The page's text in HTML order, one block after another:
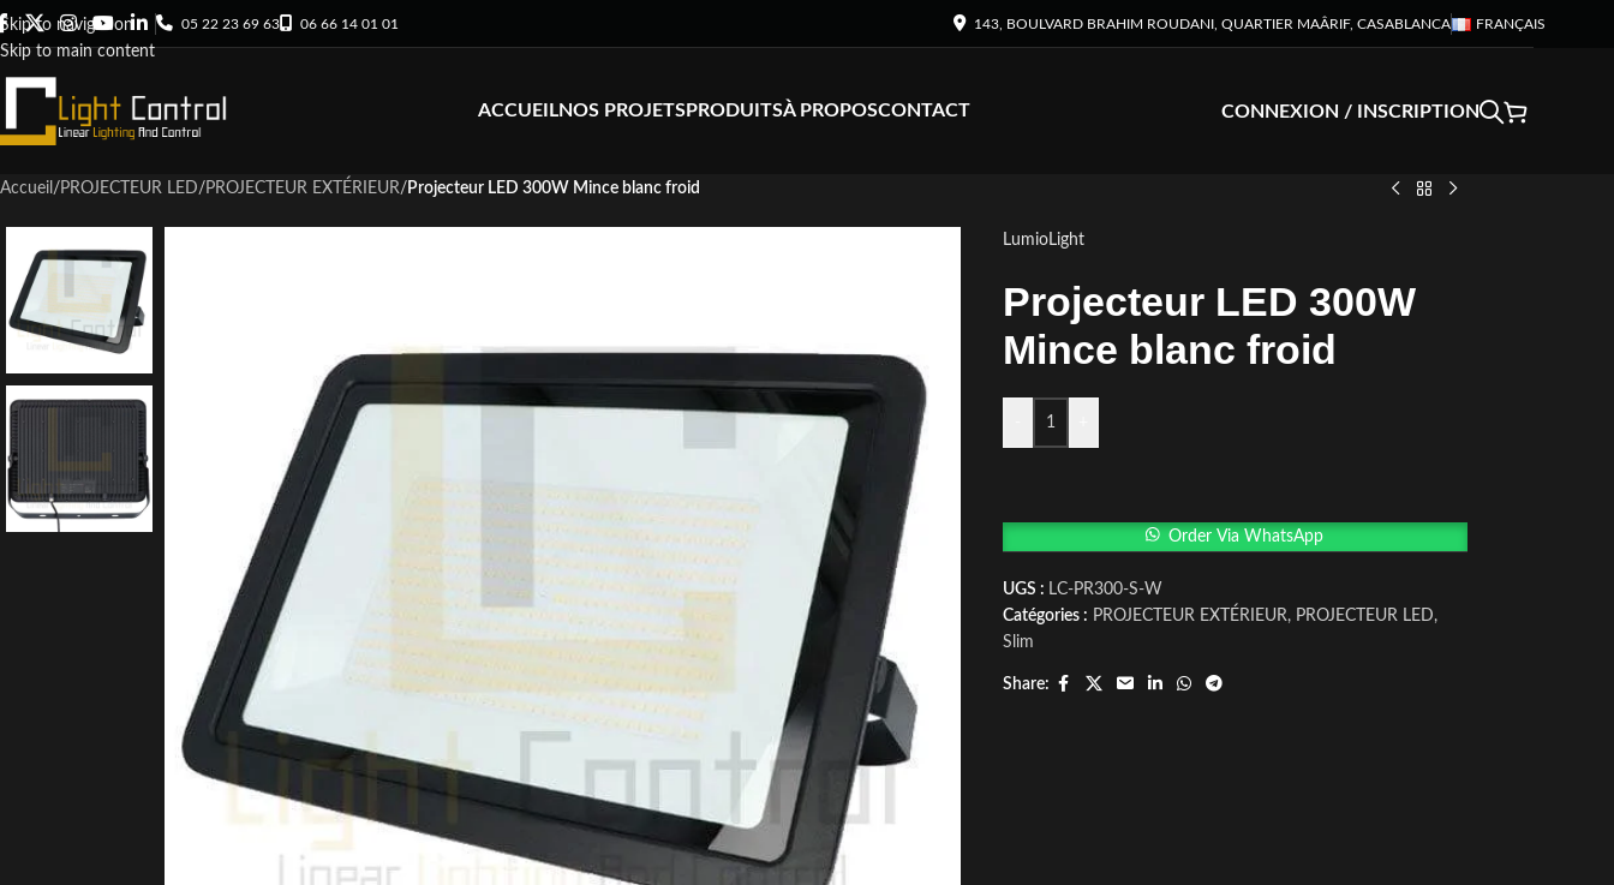
Skip to navigation
Skip to main content
05 22 23 69 63 06 66 14 01 01 143, BOULVARD BRAHIM ROUDANI, QUARTIER MAÂRIF, CASABLANCA FRANÇAIS
ACCUEILNOS PROJETSPRODUITSÀ PROPOSCONTACT CONNEXION / INSCRIPTION
Accueil / PROJECTEUR LED/ PROJECTEUR EXTÉRIEUR/ Projecteur LED 300W Mince blanc froid
LumioLight
Projecteur LED 300W
Mince blanc froid
Order Via WhatsApp
UGS : LC-PR300-S-W
Catégories : PROJECTEUR EXTÉRIEUR, PROJECTEUR LED,
Slim
Share: